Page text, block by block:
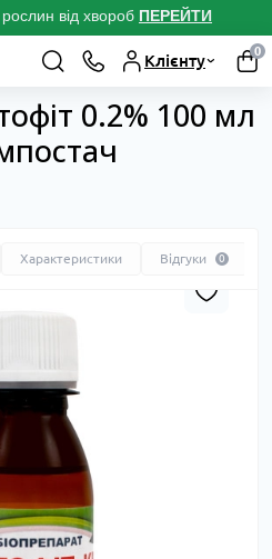
від хвороб ПЕРЕЙТИ
Клієнту
0
для рослин Біоінсектициди від
0.2% 100 мл
Характеристики Відгуки 0